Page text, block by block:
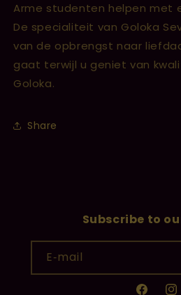
Arme studenten helpen met
De specialiteit van Goloka
van de opbrengst naar
gaat terwijl u geniet van
Goloka.
Share
Subscribe to
E‑mail